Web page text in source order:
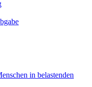
in belastenden